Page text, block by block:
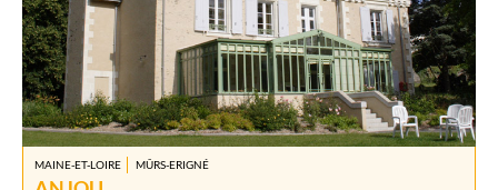
MAINE-ET-LOIRE MÛRS-ERIGNÉ